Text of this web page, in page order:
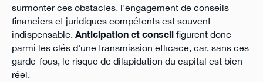
surmonter ces obstacles, l'engagement de conseils
financiers et juridiques compétents est souvent
indispensable. Anticipation et conseilfigurent donc
parmi les clés d'une transmission efficace, car, sans ces
garde-fous, le risque de dilapidation du capital est bien
réel.